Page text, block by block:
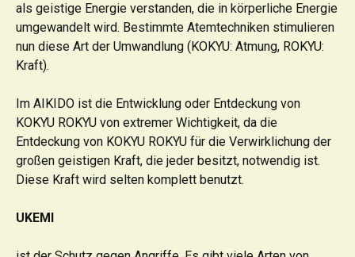
als geistige Energie verstanden, die in körperliche Energie
umgewandelt wird. Bestimmte Atemtechniken stimulieren
nun diese Art der Umwandlung (KOKYU: Atmung, ROKYU:
Kraft).
Im AIKIDO ist die Entwicklung oder Entdeckung von
KOKYU ROKYU von extremer Wichtigkeit, da die
Entdeckung von KOKYU ROKYU für die Verwirklichung der
großen geistigen Kraft, die jeder besitzt, notwendig ist.
Diese Kraft wird selten komplett benutzt.
UKEMI